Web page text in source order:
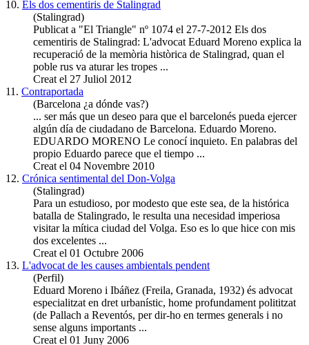
10. Els dos cementiris de Stalingrad
(Stalingrad)
Publicat a "El Triangle" nº 1074 el 27-7-2012 Els dos
cementiris de Stalingrad: L'advocat Eduard Moreno explica la
recuperació de la memòria històrica de Stalingrad, quan el
poble rus va aturar les tropes ...
Creat el 27 Juliol 2012
11. Contraportada
(Barcelona ¿a dónde vas?)
... ser más que un deseo para que el barcelonés pueda ejercer
algún día de ciudadano de Barcelona. Eduardo Moreno.
EDUARDO MORENO Le conocí inquieto. En palabras del
propio Eduardo parece que el tiempo ...
Creat el 04 Novembre 2010
12. Crónica sentimental del Don-Volga
(Stalingrad)
Para un estudioso, por modesto que este sea, de la histórica
batalla de Stalingrado, le resulta una necesidad imperiosa
visitar la mítica ciudad del Volga. Eso es lo que hice con mis
dos excelentes ...
Creat el 01 Octubre 2006
13. L'advocat de les causes ambientals pendent
(Perfil)
Eduard Moreno i Ibáñez (Freila, Granada, 1932) és advocat
especialitzat en dret urbanístic, home profundament polititzat
(de Pallach a Reventós, per dir-ho en termes generals i no
sense alguns importants ...
Creat el 01 Juny 2006